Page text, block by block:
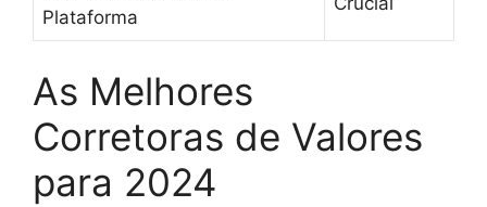
Plataforma
As Melhores
Corretoras de Valores
para 2024